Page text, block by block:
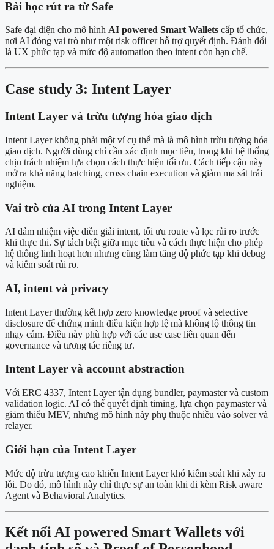
Bài học rút ra từ Safe
Safe đại diện cho mô hình AI powered Smart Wallets cấp tổ chức,
nơi AI đóng vai trò như một risk officer hỗ trợ quyết định. Đánh đổi
là UX phức tạp và mức độ automation theo intent còn hạn chế.
Case study 3: Intent Layer
Intent Layer và trừu tượng hóa giao dịch
Intent Layer không phải một ví cụ thể mà là mô hình trừu tượng hóa
giao dịch. Người dùng chỉ cần xác định mục tiêu, trong khi hệ thống
chịu trách nhiệm lựa chọn cách thực hiện tối ưu. Cách tiếp cận này
mở ra khả năng batching, cross chain execution và giảm ma sát trải
nghiệm.
Vai trò của AI trong Intent Layer
AI đảm nhiệm việc diễn giải intent, tối ưu route và lọc rủi ro trước
khi thực thi. Sự tách biệt giữa mục tiêu và cách thực hiện cho phép
hệ thống linh hoạt hơn nhưng cũng làm tăng độ phức tạp khi debug
và kiểm soát rủi ro.
AI, intent và privacy
Intent Layer thường kết hợp zero knowledge proof và selective
disclosure để chứng minh điều kiện hợp lệ mà không lộ thông tin
nhạy cảm. Điều này phù hợp với các use case liên quan đến
governance và tương tác riêng tư.
Intent Layer và account abstraction
Với ERC 4337, Intent Layer tận dụng bundler, paymaster và custom
validation logic. AI có thể quyết định timing, lựa chọn paymaster và
giảm thiểu MEV, nhưng mô hình này phụ thuộc nhiều vào solver và
relayer.
Giới hạn của Intent Layer
Mức độ trừu tượng cao khiến Intent Layer khó kiểm soát khi xảy ra
lỗi. Do đó, mô hình này chỉ thực sự an toàn khi đi kèm Risk aware
Agent và Behavioral Analytics.
Kết nối AI powered Smart Wallets với